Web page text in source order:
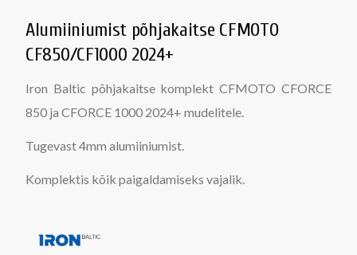
Alumiiniumist põhjakaitse CFMOTO
CF850/CF1000 2024+
Iron Baltic põhjakaitse komplekt CFMOTO CFORCE
850 ja CFORCE 1000 2024+ mudelitele.
Tugevast 4mm alumiiniumist.
Komplektis kõik paigaldamiseks vajalik.